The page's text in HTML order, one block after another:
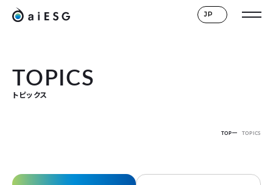
JP
TOPICS
トピックス
TOP TOPICS